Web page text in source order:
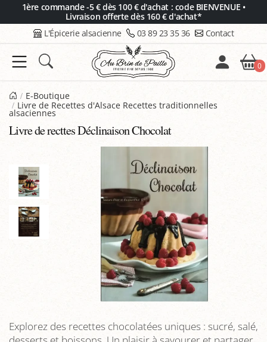
1ère commande -5 € dès 100 € d'achat : code BIENVENUE •
Livraison offerte dès 160 € d'achat*
L'Épicerie alsacienne 03 89 23 35 36 Contact
0
E-Boutique
Livre de Recettes d'Alsace Recettes traditionnelles
alsaciennes
Livre de recttes Déclinaison Chocolat
Explorez des recettes chocolatées uniques : sucré, salé,
Panneau de gestion des cookies